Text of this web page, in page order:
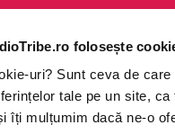
folosește
uri? Sunt ceva de
tale pe un site,
îți mulțumim dacă ne-o